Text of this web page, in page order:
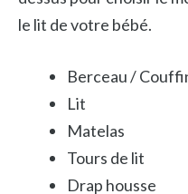
le lit de votre bébé.
Berceau /
Lit
Matelas
Tours de lit
Drap housse